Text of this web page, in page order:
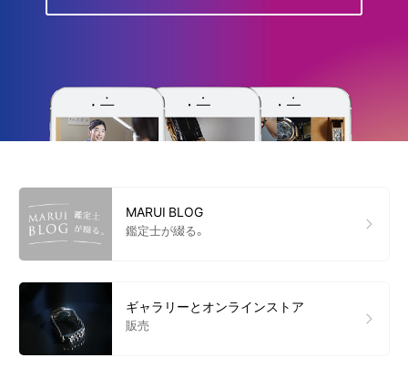
MARUI BLOG
鑑定士が綴る。
ギャラリーとオンラインストア
販売